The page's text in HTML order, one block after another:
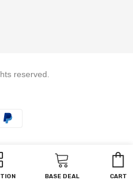
reserved.
BASE DEAL CART